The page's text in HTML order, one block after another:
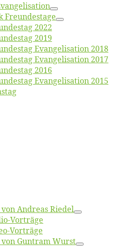
Freundestage
2022
2019
Evan­ge­li­sa­ti­on 2018
Evan­ge­li­sa­ti­on 2017
2016
Evan­ge­li­sa­ti­on 2015
An­dre­as Riedel
Vor­trä­ge
Vor­trä­ge
Gun­tram Wurst